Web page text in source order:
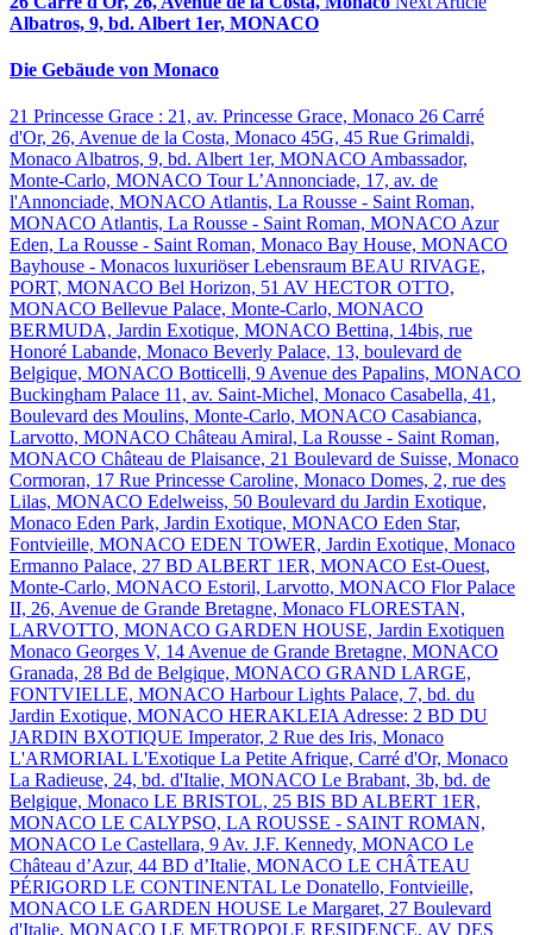
Albatros, 9, bd. Albert 1er, MONACO
Die Gebäude von Monaco
21 Princesse Grace : 21, av. Princesse Grace, Monaco 26 Carré
d'Or, 26, Avenue de la Costa, Monaco 45G, 45 Rue Grimaldi,
Monaco Albatros, 9, bd. Albert 1er, MONACO Ambassador,
Monte-Carlo, MONACO Tour L’Annonciade, 17, av. de
l'Annonciade, MONACO Atlantis, La Rousse - Saint Roman,
MONACO Atlantis, La Rousse - Saint Roman, MONACO Azur
Eden, La Rousse - Saint Roman, Monaco Bay House, MONACO
Bayhouse - Monacos luxuriöser Lebensraum BEAU RIVAGE,
PORT, MONACO Bel Horizon, 51 AV HECTOR OTTO,
MONACO Bellevue Palace, Monte-Carlo, MONACO
BERMUDA, Jardin Exotique, MONACO Bettina, 14bis, rue
Honoré Labande, Monaco Beverly Palace, 13, boulevard de
Belgique, MONACO Botticelli, 9 Avenue des Papalins, MONACO
Buckingham Palace 11, av. Saint-Michel, Monaco Casabella, 41,
Boulevard des Moulins, Monte-Carlo, MONACO Casabianca,
Larvotto, MONACO Château Amiral, La Rousse - Saint Roman,
MONACO Château de Plaisance, 21 Boulevard de Suisse, Monaco
Cormoran, 17 Rue Princesse Caroline, Monaco Domes, 2, rue des
Lilas, MONACO Edelweiss, 50 Boulevard du Jardin Exotique,
Monaco Eden Park, Jardin Exotique, MONACO Eden Star,
Fontvieille, MONACO EDEN TOWER, Jardin Exotique, Monaco
Ermanno Palace, 27 BD ALBERT 1ER, MONACO Est-Ouest,
Monte-Carlo, MONACO Estoril, Larvotto, MONACO Flor Palace
II, 26, Avenue de Grande Bretagne, Monaco FLORESTAN,
LARVOTTO, MONACO GARDEN HOUSE, Jardin Exotiquen
Monaco Georges V, 14 Avenue de Grande Bretagne, MONACO
Granada, 28 Bd de Belgique, MONACO GRAND LARGE,
FONTVIELLE, MONACO Harbour Lights Palace, 7, bd. du
Jardin Exotique, MONACO HERAKLEIA Adresse: 2 BD DU
JARDIN BXOTIQUE Imperator, 2 Rue des Iris, Monaco
L'ARMORIAL L'Exotique La Petite Afrique, Carré d'Or, Monaco
La Radieuse, 24, bd. d'Italie, MONACO Le Brabant, 3b, bd. de
Belgique, Monaco LE BRISTOL, 25 BIS BD ALBERT 1ER,
MONACO LE CALYPSO, LA ROUSSE - SAINT ROMAN,
MONACO Le Castellara, 9 Av. J.F. Kennedy, MONACO Le
Château d’Azur, 44 BD d’Italie, MONACO LE CHÂTEAU
PÉRIGORD LE CONTINENTAL Le Donatello, Fontvieille,
MONACO LE GARDEN HOUSE Le Margaret, 27 Boulevard
d'Italie, MONACO LE METROPOLE RESIDENCE, AV DES